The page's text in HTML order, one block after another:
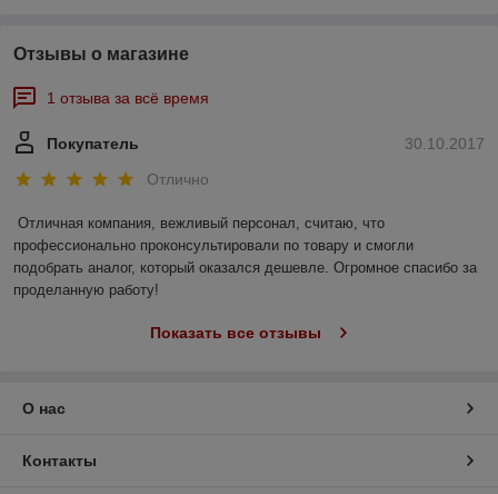
Отзывы о магазине
1 отзыва за всё время
30.10.2017
Покупатель
Отлично
Отличная компания, вежливый персонал, считаю, что
профессионально проконсультировали по товару и смогли
подобрать аналог, который оказался дешевле. Огромное спасибо за
проделанную работу!
Показать все отзывы
О нас
Контакты